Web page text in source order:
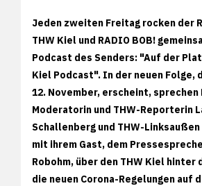
Jeden zweiten Freitag rocken der
THW Kiel und RADIO BOB!
Podcast des Senders: "Auf der
Kiel Podcast". In der neuen Folge,
12. November, erscheint, sprechen
Moderatorin und THW-Reporterin
Schallenberg und THW-Linksaußen
mit ihrem Gast, dem
Robohm, über den THW Kiel hinter
die neuen Corona-Regelungen auf